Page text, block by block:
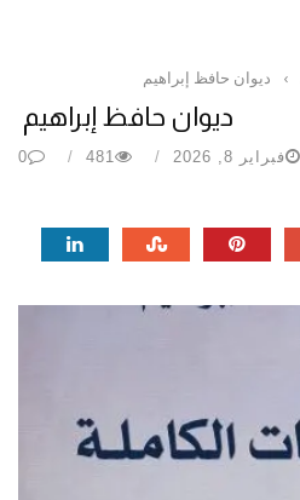
› ديوان حافظ إبراهيم
ديوان حافظ إبراهيم
فبراير 8, 2026 481
0